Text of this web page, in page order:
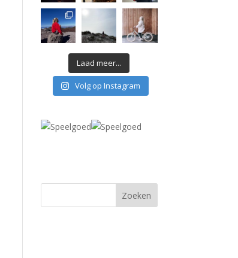
Laad meer...
Volg op Instagram